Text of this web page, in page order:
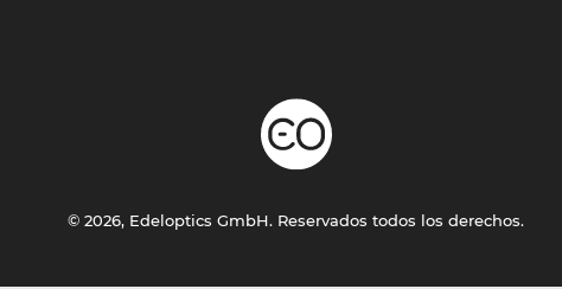
© 2026, Edeloptics GmbH. Reservados todos los derechos.